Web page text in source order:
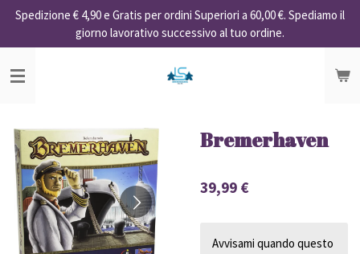
Vai
contenuto
principale
Spedizione € 4,90 e Gratis per ordini Superiori a 60,00 €. Spediamo il
giorno lavorativo successivo al tuo ordine.
Bremerhaven
39,99 €
Avvisami quando questo